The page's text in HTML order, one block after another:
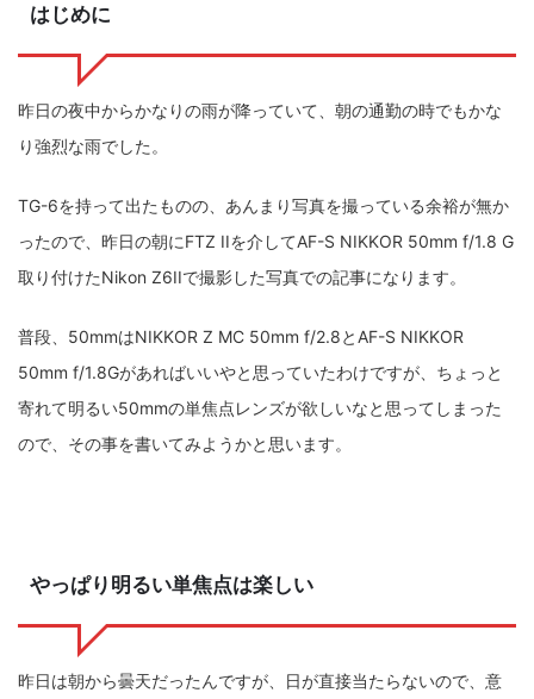
X100F X half Xiaomi Pad 6 Xperia1VI Z-1
Z5 Z6II
ZV-1 II α1 II α7CR α6700 フィルムカメラ
フォクトレンダー ライカIIf ライカM4 ライカM10
はじめに
昨日の夜中からかなりの雨が降っていて、朝の通勤の時でもかな
り強烈な雨でした。
TG-6を持って出たものの、あんまり写真を撮っている余裕が無か
ったので、昨日の朝にFTZ IIを介してAF-S NIKKOR 50mm f/1.8 G
取り付けたNikon Z6IIで撮影した写真での記事になります。
普段、50mmはNIKKOR Z MC 50mm f/2.8とAF-S NIKKOR
50mm f/1.8Gがあればいいやと思っていたわけですが、ちょっと
寄れて明るい50mmの単焦点レンズが欲しいなと思ってしまった
ので、その事を書いてみようかと思います。
やっぱり明るい単焦点は楽しい
昨日は朝から曇天だったんですが、日が直接当たらないので、意